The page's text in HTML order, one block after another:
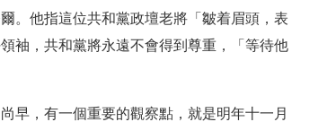
。他指這位共和黨政壇老將「皺着眉頭，表
袖，共和黨將永遠不會得到尊重，「等待他
早，有一個重要的觀察點，就是明年十一月